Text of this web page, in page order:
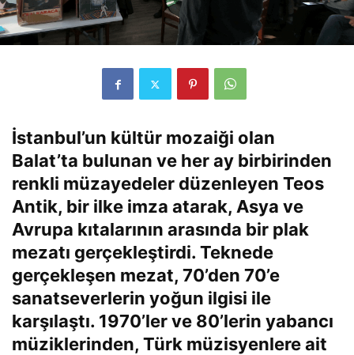
İstanbul’un kültür mozaiği olan
Balat’ta bulunan ve her ay birbirinden
renkli müzayedeler düzenleyen Teos
Antik, bir ilke imza atarak, Asya ve
Avrupa kıtalarının arasında bir plak
mezatı gerçekleştirdi. Teknede
gerçekleşen mezat, 70’den 70’e
sanatseverlerin yoğun ilgisi ile
karşılaştı. 1970’ler ve 80’lerin yabancı
müziklerinden, Türk müzisyenlere ait